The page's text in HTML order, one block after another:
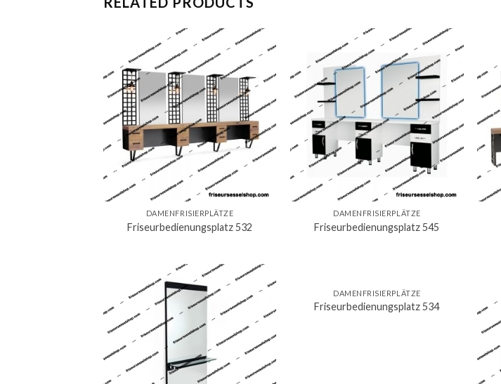
DAMENFRISIERPLÄTZE
Friseurbedienungsplatz 532
DAMENFRISIERPLÄTZE
Friseurbedienungsplatz 545
DAMENFRISIERPLÄTZE
Friseurbedienungsplatz 534